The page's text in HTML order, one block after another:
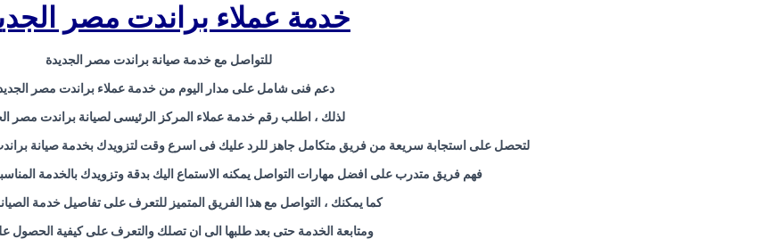
خدمة عملاء براندت مصر
للتواصل مع خدمة صيانة براندت مصر الجديدة
دعم فنى شامل على مدار اليوم من خدمة عملاء براندت مصر
لذلك ، اطلب رقم خدمة عملاء المركز الرئيسى لصيانة براندت مصر
لتحصل على استجابة سريعة من فريق متكامل جاهز للرد عليك فى اسرع وقت لتزويدك بخدمة صيانة براندت
فهم فريق متدرب على افضل مهارات التواصل يمكنه الاستماع اليك بدقة وتزويدك بالخدمة
كما يمكنك ، التواصل مع هذا الفريق المتميز للتعرف على تفاصيل خدمة
ومتابعة الخدمة حتى بعد طلبها الى ان تصلك والتعرف على كيفية الحصول